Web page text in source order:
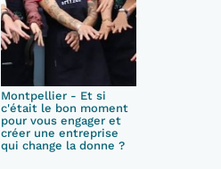
Montpellier - Et si
c'était le bon moment
pour vous engager et
créer une entreprise
qui change la donne ?